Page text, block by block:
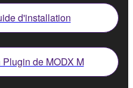
d'installation
de MODX M